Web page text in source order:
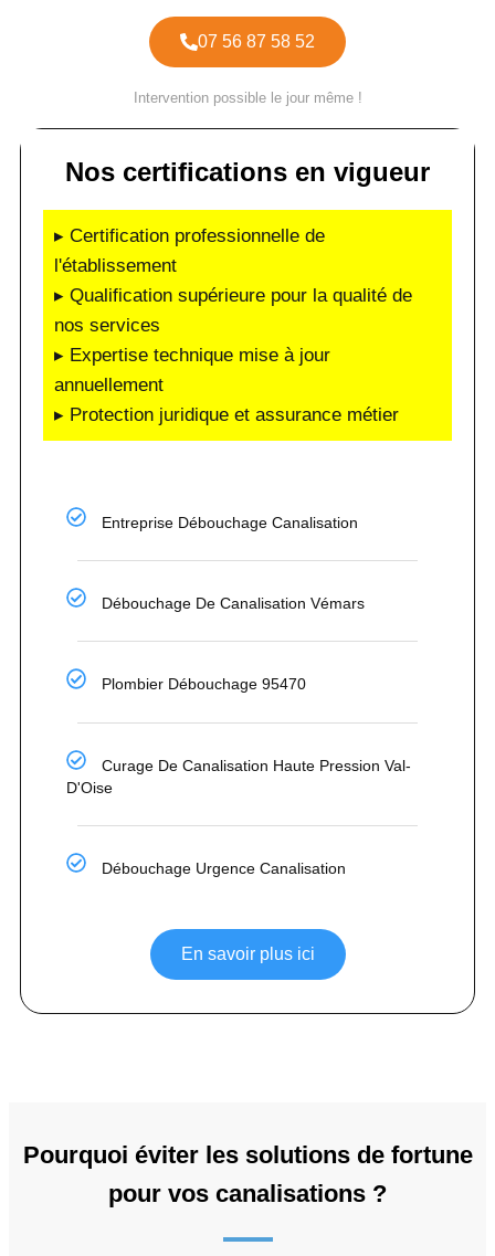
07 56 87 58 52
Intervention possible le jour même !
Nos certifications en vigueur
▸ Certification professionnelle de
l'établissement
▸ Qualification supérieure pour la qualité de
nos services
▸ Expertise technique mise à jour
annuellement
▸ Protection juridique et assurance métier
Entreprise Débouchage Canalisation
Débouchage De Canalisation Vémars
Plombier Débouchage 95470
Curage De Canalisation Haute Pression Val-
D'Oise
Débouchage Urgence Canalisation
En savoir plus ici
Pourquoi éviter les solutions de fortune
pour vos canalisations ?